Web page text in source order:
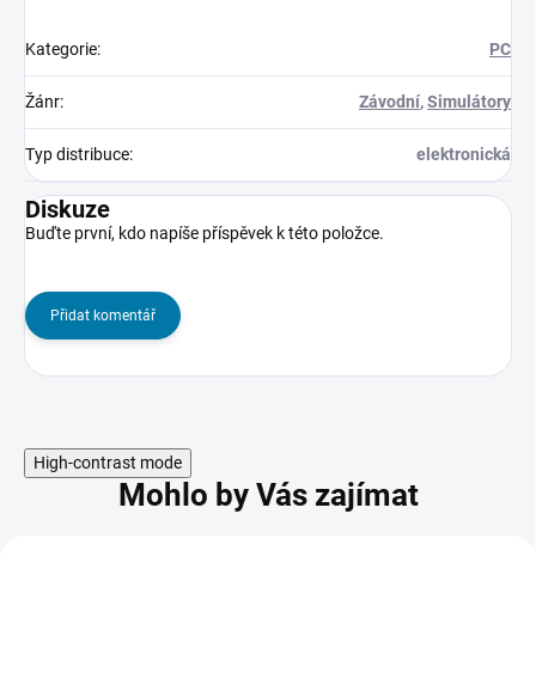
Kategorie: PC
Žánr: Závodní,Simulátory
Typ distribuce: elektronická
Diskuze
Buďte první, kdo napíše příspěvek k této položce.
Přidat komentář
High-contrast mode
Mohlo by Vás zajímat